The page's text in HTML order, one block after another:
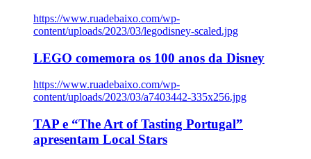
https://www.ruadebaixo.com/wp-
content/uploads/2023/03/legodisney-scaled.jpg
LEGO comemora os 100 anos da Disney
https://www.ruadebaixo.com/wp-
content/uploads/2023/03/a7403442-335x256.jpg
TAP e “The Art of Tasting Portugal”
apresentam Local Stars